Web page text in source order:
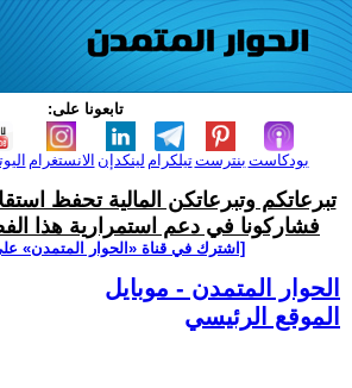
تابعونا على:
الانستغرام لينكدإن تيلكرامبنترست بودكاست
تبرعاتكم وتبرعاتكن المالية تحفظ
فشاركونا في دعم استمرارية هذا
[اشترك في قناة ‫«الحوار المتمدن»
الحوار المتمدن - موبايل
الموقع الرئيسي